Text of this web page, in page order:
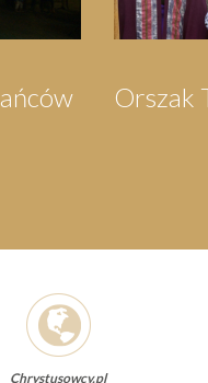
Bieg
Chrystusowcy.pl